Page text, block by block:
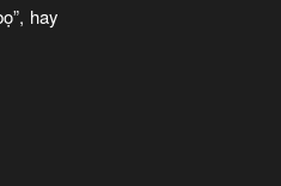
hay